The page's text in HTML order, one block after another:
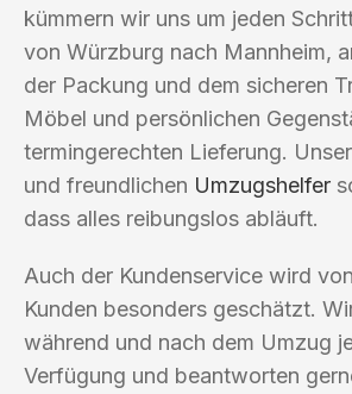
kümmern wir uns um jeden
von Würzburg nach Mannheim,
der Packung und dem sicheren
Möbel und persönlichen
termingerechten Lieferung.
und freundlichen Umzugshelfer
dass alles reibungslos abläuft.
Auch der Kundenservice wird
Kunden besonders geschätzt.
während und nach dem Umzug
Verfügung und beantworten